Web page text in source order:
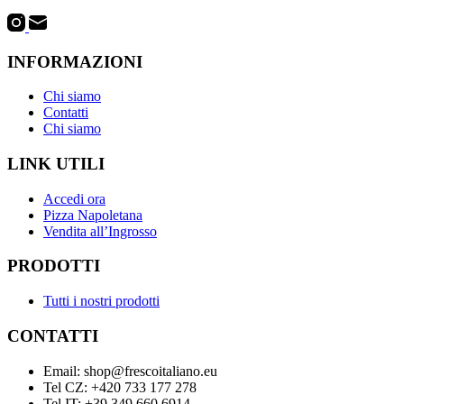
INFORMAZIONI
Chi siamo
Contatti
Chi siamo
LINK UTILI
Accedi ora
Pizza Napoletana
Vendita all’Ingrosso
PRODOTTI
Tutti i nostri prodotti
CONTATTI
Email: shop@frescoitaliano.eu
Tel CZ: +420 733 177 278